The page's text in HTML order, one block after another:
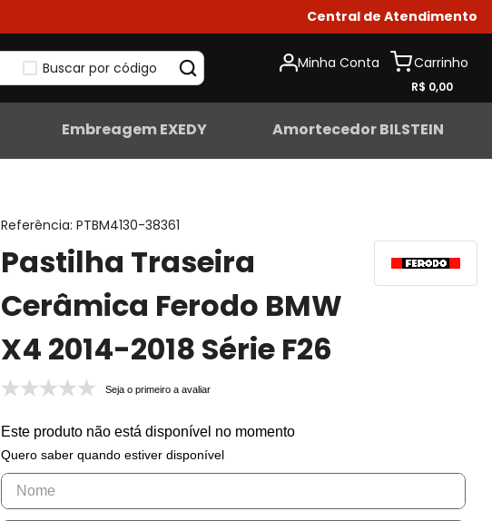
Central de Atendimento
Buscar por código Minha Conta
R$ 0,00
Embreagem EXEDY Amortecedor BILSTEIN
Referência:PTBM4130-38361
Pastilha Traseira
Cerâmica Ferodo BMW
X4 2014-2018 Série F26
Seja o primeiro a avaliar
Este produto não está disponível no momento
Quero saber quando estiver disponível